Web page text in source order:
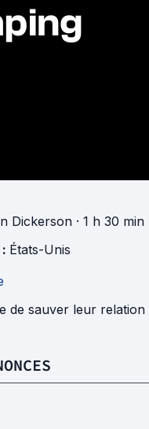
Dickerson · 1 h 30 min
États-Unis
de sauver leur